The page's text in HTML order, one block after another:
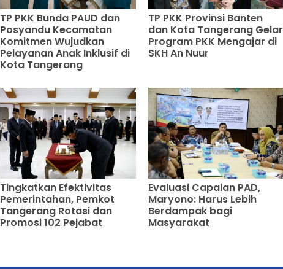
TP PKK Bunda PAUD dan
Posyandu Kecamatan
Komitmen Wujudkan
Pelayanan Anak Inklusif di
Kota Tangerang
TP PKK Provinsi Banten
dan Kota Tangerang Gelar
Program PKK Mengajar di
SKH An Nuur
Tingkatkan Efektivitas
Pemerintahan, Pemkot
Tangerang Rotasi dan
Promosi 102 Pejabat
Evaluasi Capaian PAD,
Maryono: Harus Lebih
Berdampak bagi
Masyarakat